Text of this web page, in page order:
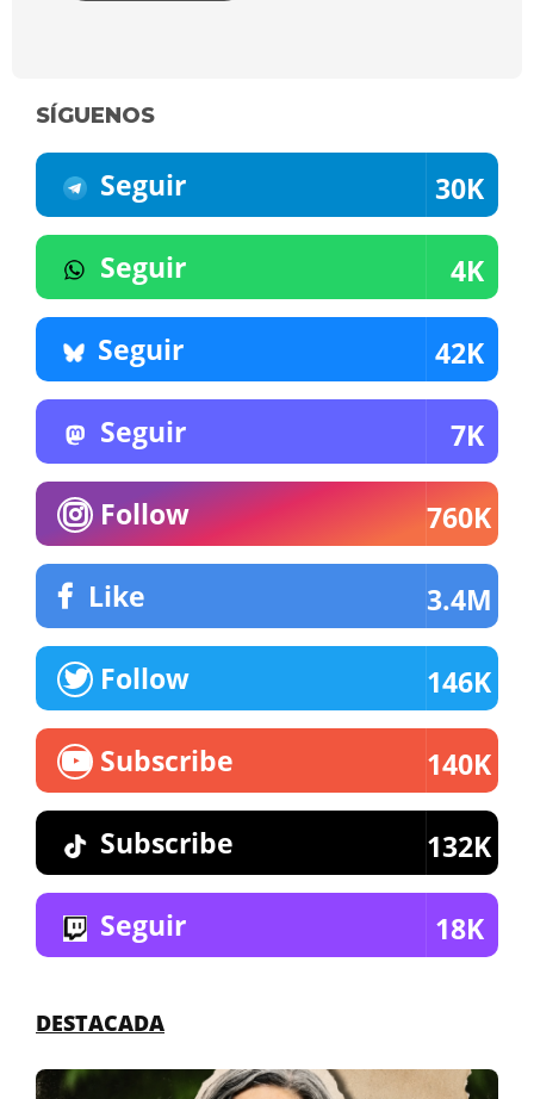
SÍGUENOS
Seguir 30K
Seguir 4K
Seguir 42K
Seguir 7K
Follow 760K
Like 3.4M
Follow 146K
Subscribe 140K
Subscribe 132K
Seguir 18K
DESTACADA